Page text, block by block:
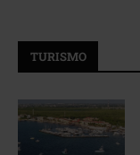
TURISMO